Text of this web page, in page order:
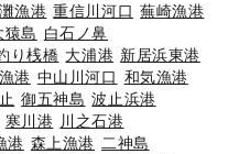
灘漁港 重信川河口 蕪崎漁港
猿島 白石ノ鼻
り桟橋 大浦港 新居浜東港
港 中山川河口 和気漁港
御五神島 波止浜港
寒川港 川之石港
港 森上漁港 二神島